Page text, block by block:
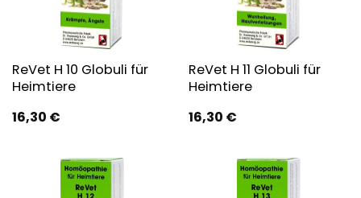
ReVet H 10 Globuli für
Heimtiere
16,30 €
ReVet H 11 Globuli für
Heimtiere
16,30 €